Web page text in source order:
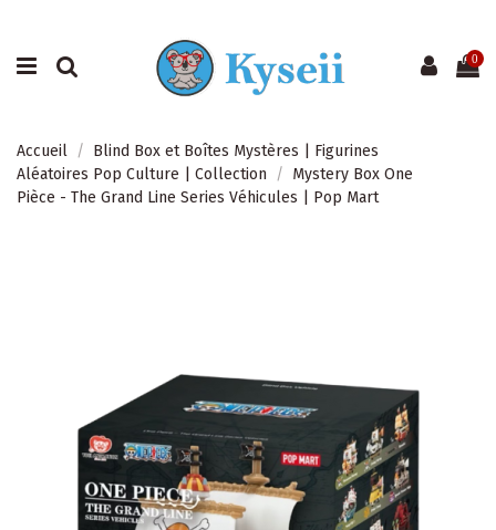
0
Accueil
Blind Box et Boîtes Mystères | Figurines
Aléatoires Pop Culture | Collection
Mystery Box One
Pièce - The Grand Line Series Véhicules | Pop Mart